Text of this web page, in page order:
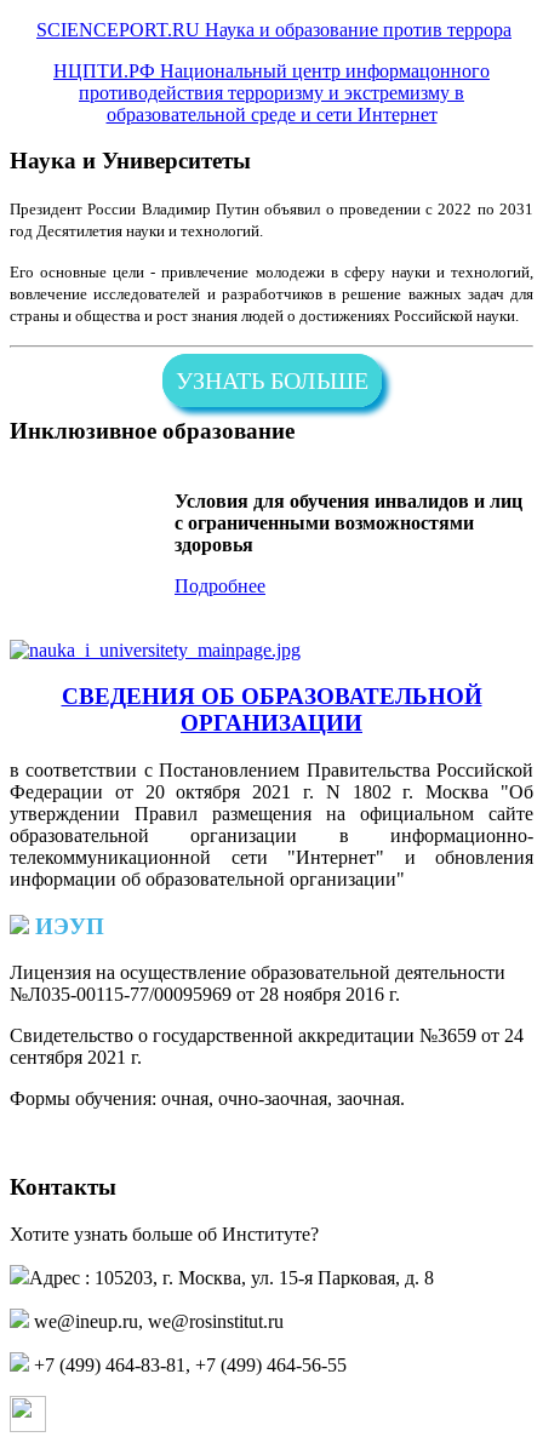
SCIENCEPORT.RU Наука и образование против террора
НЦПТИ.РФ Национальный центр информацонного
противодействия терроризму и экстремизму в
образовательной среде и сети Интернет
Наука и Университеты
Президент России Владимир Путин объявил о проведении с 2022 по 2031
год Десятилетия науки и технологий.
Его основные цели - привлечение молодежи в сферу науки и технологий,
вовлечение исследователей и разработчиков в решение важных задач для
страны и общества и рост знания людей о достижениях Российской науки.
УЗНАТЬ БОЛЬШЕ
Инклюзивное образование
Условия для обучения инвалидов и лиц
с ограниченными возможностями
здоровья
Подробнее
СВЕДЕНИЯ ОБ ОБРАЗОВАТЕЛЬНОЙ
ОРГАНИЗАЦИИ
в соответствии с Постановлением Правительства Российской
Федерации от 20 октября 2021 г. N 1802 г. Москва "Об
утверждении Правил размещения на официальном сайте
образовательной организации в информационно-
телекоммуникационной сети "Интернет" и обновления
информации об образовательной организации"
ИЭУП
Лицензия на осуществление образовательной деятельности
№Л035-00115-77/00095969 от 28 ноября 2016 г.
Свидетельство о государственной аккредитации №3659 от 24
сентября 2021 г.
Формы обучения: очная, очно-заочная, заочная.
Контакты
Хотите узнать больше об Институте?
Адрес : 105203, г. Москва, ул. 15-я Парковая, д. 8
,
+7 (499) 464-83-81, +7 (499) 464-56-55